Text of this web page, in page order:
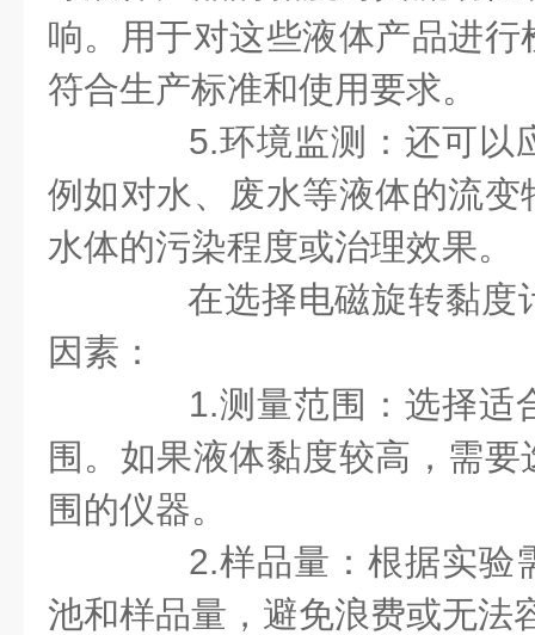
响。用于对这些液体产品进
符合生产标准和使用要求。
5.环境监测：还可以
例如对水、废水等液体的流
水体的污染程度或治理效果。
在选择电磁旋转黏度
因素：
1.测量范围：选择适
围。如果液体黏度较高，需
围的仪器。
2.样品量：根据实验
池和样品量，避免浪费或无法